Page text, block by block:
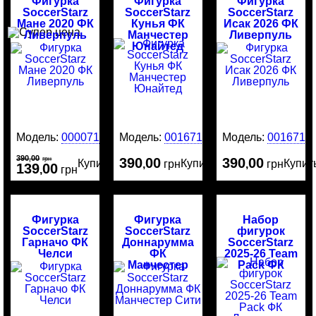
SoccerStarz
Мане 2020 ФК
Ливерпуль
Модель:00007184
390,00 грн
139,00 грн
Купить
SoccerStarz
Кунья ФК
Манчестер
Юнайтед
Модель:0016717
390,00 грнКупить
SoccerStarz
Исак 2026 ФК
Ливерпуль
Модель: 0016716
390,00 грн
Фигурка
SoccerStarz
Гарначо ФК
Челси
Фигурка
SoccerStarz
Доннарумма
ФК
Манчестер
Сити
Набор
фигурок
SoccerStarz
2025-26 Team
Pack ФК
Ливерпуль